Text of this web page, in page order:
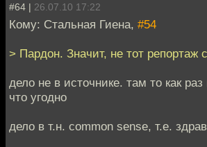
#64 | 26.07.10 17:22
Кому: Стальная Гиена, #54
> Пардон. Значит, не тот репортаж
дело не в источнике. там то как раз
что угодно
дело в т.н. common sense, т.е.